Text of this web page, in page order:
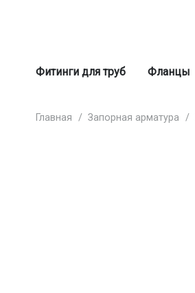
Фитинги для труб Фланцы
Главная / Запорная арматура /